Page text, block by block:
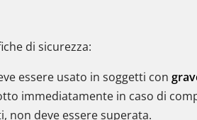
di sicurezza:
essere usato in soggetti con
immediatamente in caso di
non deve essere superata.